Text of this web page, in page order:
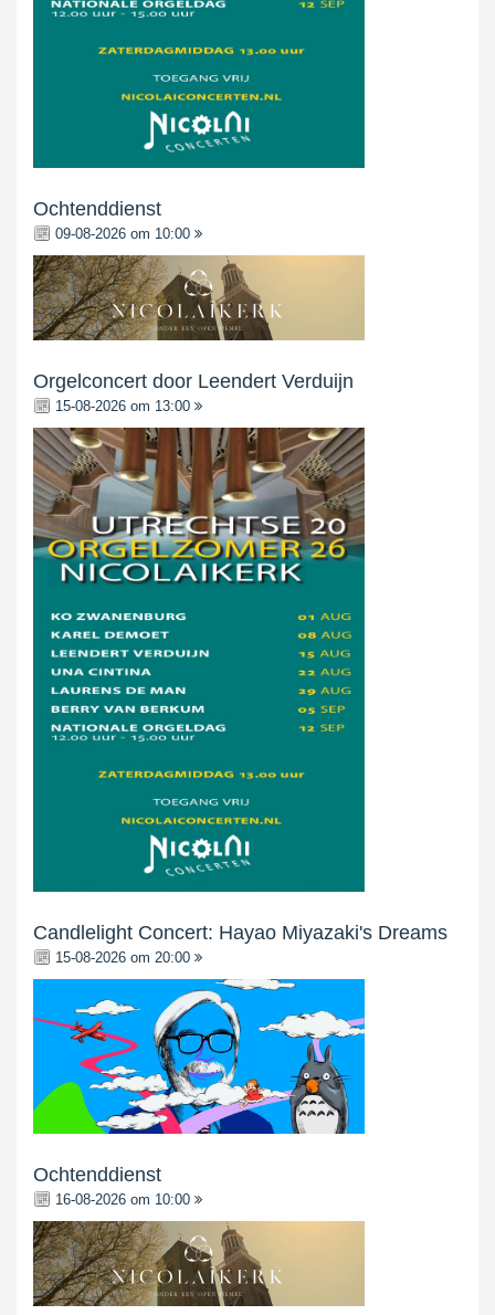
Ochtenddienst
09-08-2026 om 10:00
Orgelconcert door Leendert Verduijn
15-08-2026 om 13:00
Candlelight Concert: Hayao Miyazaki's Dreams
15-08-2026 om 20:00
Ochtenddienst
16-08-2026 om 10:00